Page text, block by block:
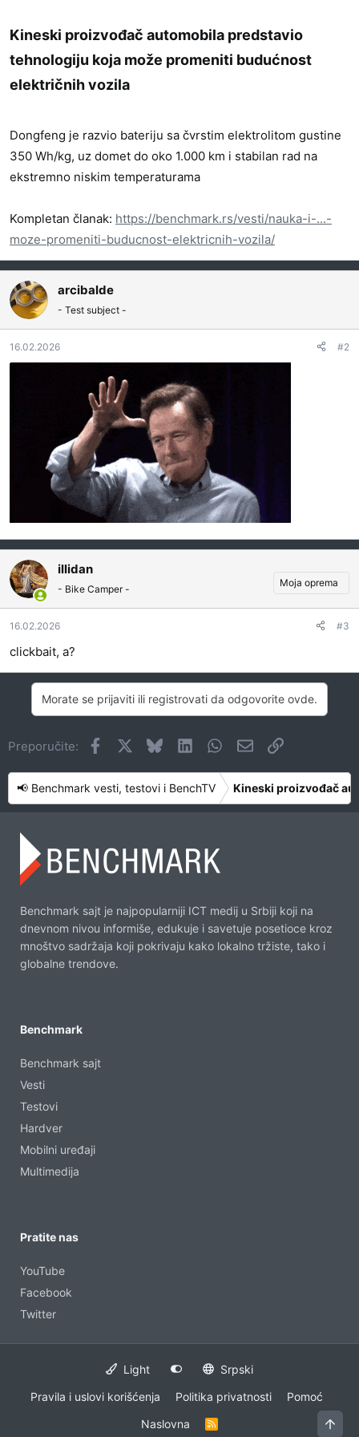
Kineski proizvođač automobila predstavio
tehnologiju koja može promeniti budućnost
električnih vozila​
Dongfeng je razvio bateriju sa čvrstim elektrolitom gustine
350 Wh/kg, uz domet do oko 1.000 km i stabilan rad na
ekstremno niskim temperaturama
Kompletan članak: https://benchmark.rs/vesti/nauka-i-...-
moze-promeniti-buducnost-elektricnih-vozila/
arcibalde
- Test subject -
16.02.2026 #2
illidan
- Bike Camper -
Moja oprema
16.02.2026 #3
clickbait, a?
Morate se prijaviti ili registrovati da odgovorite ovde.
Preporučite: Facebook BlueskyLinkedInWhatsApp
Imejl Link
📢 Benchmark vesti, testovi i BenchTV Kineski proizvođač
Benchmark sajt je najpopularniji ICT medij u Srbiji koji na
dnevnom nivou informiše, edukuje i savetuje posetioce kroz
mnoštvo sadržaja koji pokrivaju kako lokalno tržiste, tako i
globalne trendove.
Benchmark
Benchmark sajt
Vesti
Testovi
Hardver
Mobilni uređaji
Multimedija
Pratite nas
YouTube
Facebook
Twitter
Light
Srpski
Pravila i uslovi korišćenja
Politika privatnosti
Pomoć
Naslovna
R